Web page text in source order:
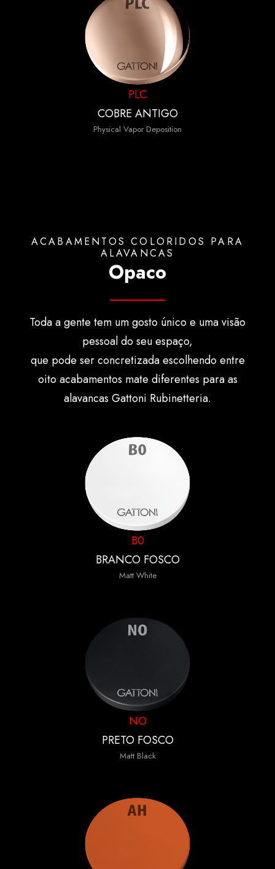
PLC
COBRE ANTIGO
Physical Vapor Deposition
ACABAMENTOS COLORIDOS PARA
ALAVANCAS
Opaco
Toda a gente tem um gosto único e uma visão
pessoal do seu espaço,
que pode ser concretizada escolhendo entre
oito acabamentos mate diferentes para as
alavancas Gattoni Rubinetteria.
B0
BRANCO FOSCO
Matt White
NO
PRETO FOSCO
Matt Black